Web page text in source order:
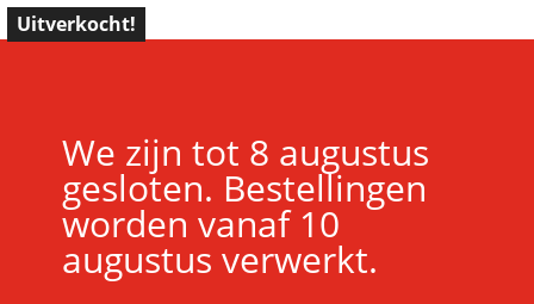
We zijn tot 8 augustus
gesloten. Bestellingen
worden vanaf 10
augustus verwerkt.
Uitverkocht!